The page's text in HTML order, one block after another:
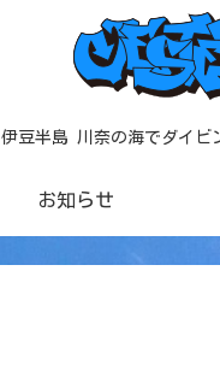
伊豆半島 川奈の海でダイビ
お知らせ